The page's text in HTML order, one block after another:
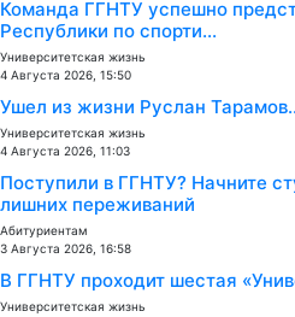
Команда ГГНТУ успешно
Республики по спорти...
Университетская жизнь
4 Августа 2026, 15:50
Ушел из жизни Руслан Тарамов..
Университетская жизнь
4 Августа 2026, 11:03
Поступили в ГГНТУ? Начните
лишних переживаний
Абитуриентам
3 Августа 2026, 16:58
В ГГНТУ проходит шестая
Университетская жизнь